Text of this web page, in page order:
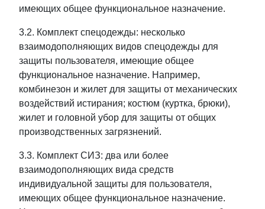
имеющих общее функциональное назначение.
3.2. Комплект спецодежды: несколько
взаимодополняющих видов спецодежды для
защиты пользователя, имеющие общее
функциональное назначение. Например,
комбинезон и жилет для защиты от механических
воздействий истирания; костюм (куртка, брюки),
жилет и головной убор для защиты от общих
производственных загрязнений.
3.3. Комплект СИЗ: два или более
взаимодополняющих вида средств
индивидуальной защиты для пользователя,
имеющих общее функциональное назначение.